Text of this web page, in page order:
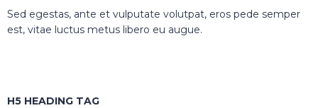
Sed egestas, ante et vulputate volutpat, eros pede semper
est, vitae luctus metus libero eu augue.
H5 HEADING TAG